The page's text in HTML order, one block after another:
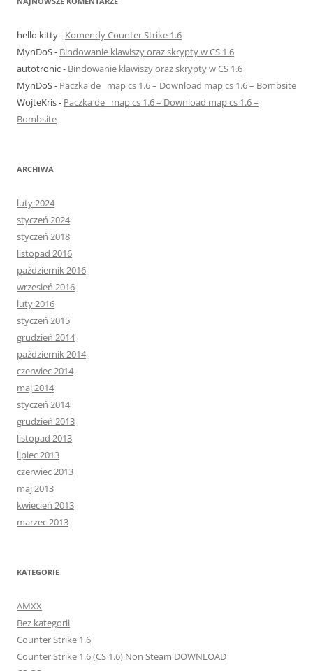
hello kitty- Komendy Counter Strike 1.6
MynDoS- Bindowanie klawiszy oraz skrypty w CS 1.6
autotronic- Bindowanie klawiszy oraz skrypty w CS 1.6
MynDoS- Paczka de_ map cs 1.6 – Download map cs 1.6 – Bombsite
WojteKris- Paczka de_ map cs 1.6 – Download map cs 1.6 –
Bombsite
ARCHIWA
luty 2024
styczeń 2024
styczeń 2018
listopad 2016
październik 2016
wrzesień 2016
luty 2016
styczeń 2015
grudzień 2014
październik 2014
czerwiec 2014
maj 2014
styczeń 2014
grudzień 2013
listopad 2013
lipiec 2013
czerwiec 2013
maj 2013
kwiecień 2013
marzec 2013
KATEGORIE
AMXX
Bez kategorii
Counter Strike 1.6
Counter Strike 1.6 (CS 1.6) Non Steam DOWNLOAD